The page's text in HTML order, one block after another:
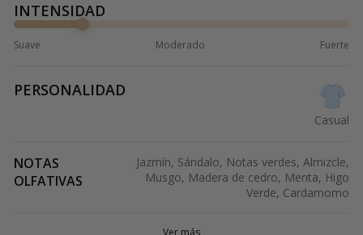
INTENSIDAD
Suave Moderado Fuerte
PERSONALIDAD
Casual
NOTAS
OLFATIVAS
Jazmín, Sándalo, Notas verdes, Almizcle,
Musgo, Madera de cedro, Menta, Higo
Verde, Cardamomo